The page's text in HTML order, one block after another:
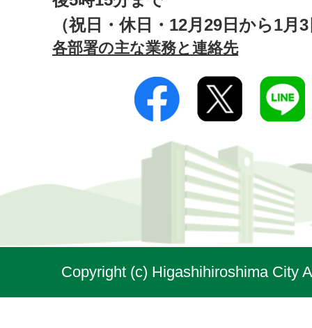
（祝日・休日・12月29日から1月
各部署の主な業務と連絡先
Copyright (c) Higashihiroshima City